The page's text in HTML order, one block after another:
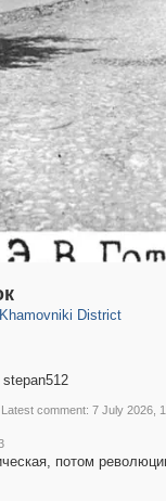
Khamovniki District
Latest comment: 7 July 2026,
потом